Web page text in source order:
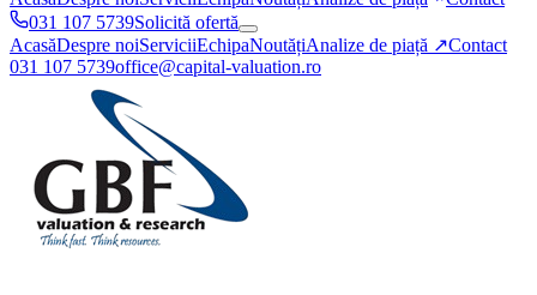
031 107 5739Solicită ofertă
AcasăDespre noiServiciiEchipaNoutățiAnalize de piață ↗Contact
031 107 5739office@capital-valuation.ro